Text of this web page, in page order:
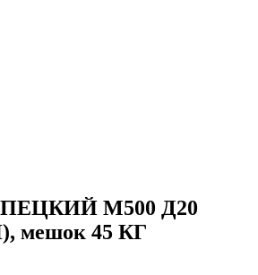
М500 Д20
мешок 45 КГ